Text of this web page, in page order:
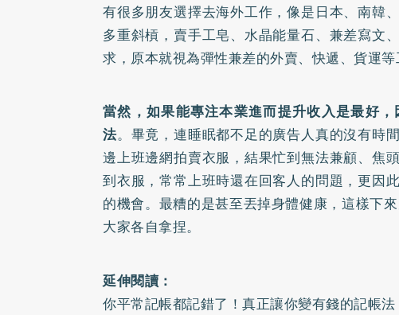
有很多朋友選擇去海外工作，像是日本、南韓
多重斜槓，賣手工皂、水晶能量石、兼差寫文
求，原本就視為彈性兼差的外賣、快遞、貨運
當然，如果能專注本業進而提升收入是最好
法。畢竟，連睡眠都不足的廣告人真的沒有時
邊上班邊網拍賣衣服，結果忙到無法兼顧、焦
到衣服，常常上班時還在回客人的問題，更因
的機會。最糟的是甚至丟掉身體健康，這樣下
大家各自拿捏。
延伸閱讀：
你平常記帳都記錯了！真正讓你變有錢的記帳法